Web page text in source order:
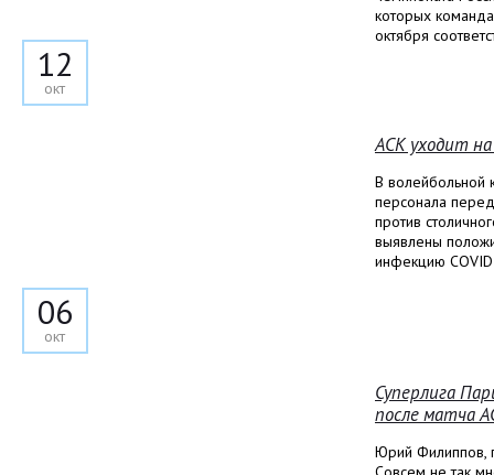
12
окт
которых
октября
06
окт
АСК уходит
В волейбольной
персонала
против
выявлены
инфекцию
Суперлига
после матча
Юрий Филиппов,